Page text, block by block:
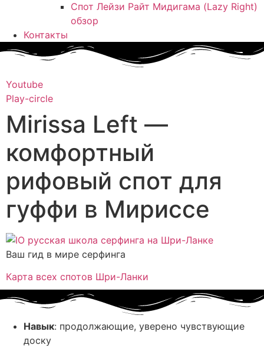
Спот Лейзи Райт Мидигама (Lazy Right)
обзор
Контакты
Youtube
Play-circle
Mirissa Left —
комфортный
рифовый спот для
гуффи в Мириссе
Ваш гид в мире серфинга
Карта всех спотов Шри-Ланки
Навык: продолжающие, уверено чувствующие
доску